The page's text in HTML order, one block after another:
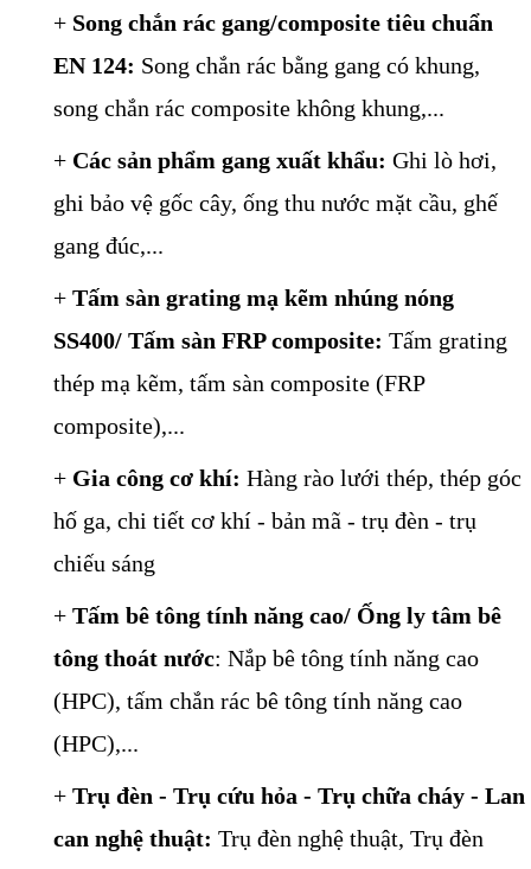
+ Song chắn rác gang/composite tiêu chuẩn
EN 124: Song chắn rác bằng gang có khung,
song chắn rác composite không khung,...
+ Các sản phẩm gang xuất khẩu: Ghi lò hơi,
ghi bảo vệ gốc cây, ống thu nước mặt cầu, ghế
gang đúc,...
+ Tấm sàn grating mạ kẽm nhúng nóng
SS400/ Tấm sàn FRP composite: Tấm grating
thép mạ kẽm, tấm sàn composite (FRP
composite),...
+ Gia công cơ khí: Hàng rào lưới thép, thép góc
hố ga, chi tiết cơ khí - bản mã - trụ đèn - trụ
chiếu sáng
+ Tấm bê tông tính năng cao/ Ống ly tâm bê
tông thoát nước: Nắp bê tông tính năng cao
(HPC), tấm chắn rác bê tông tính năng cao
(HPC),...
+ Trụ đèn - Trụ cứu hỏa - Trụ chữa cháy - Lan
can nghệ thuật: Trụ đèn nghệ thuật, Trụ đèn